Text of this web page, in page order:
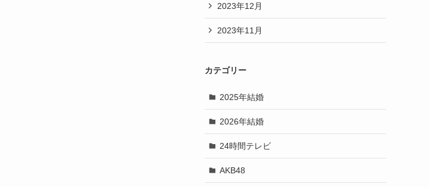
2023年12月
2023年11月
カテゴリー
2025年結婚
2026年結婚
24時間テレビ
AKB48